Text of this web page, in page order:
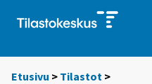
Etusivu > Tilastot >